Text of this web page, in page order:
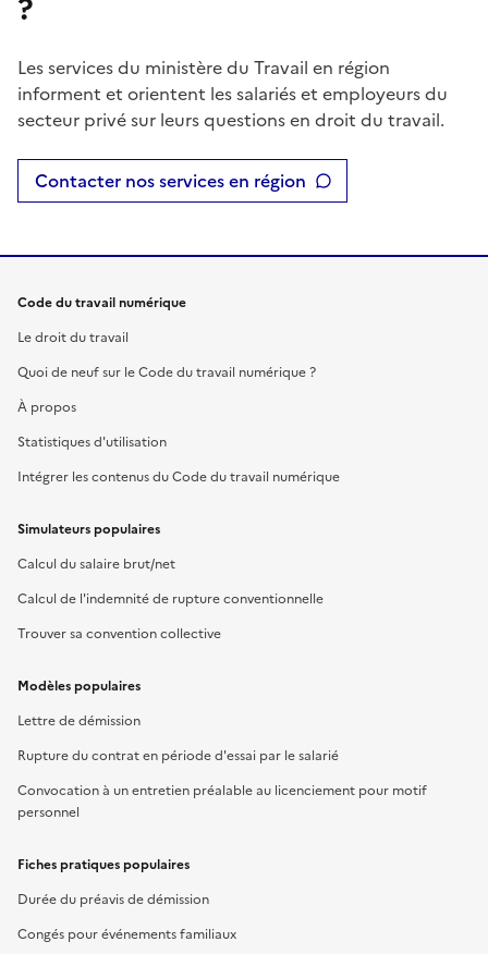
Les services du ministère du Travail en région
informent et orientent les salariés et employeurs du
secteur privé sur leurs questions en droit du travail.
Contacter nos services en région
Code du travail numérique
Le droit du travail
Quoi de neuf sur le Code du travail numérique ?
À propos
Statistiques d'utilisation
Intégrer les contenus du Code du travail numérique
Simulateurs populaires
Calcul du salaire brut/net
Calcul de l'indemnité de rupture conventionnelle
Trouver sa convention collective
Modèles populaires
Lettre de démission
Rupture du contrat en période d'essai par le salarié
Convocation à un entretien préalable au licenciement pour motif
personnel
Fiches pratiques populaires
Durée du préavis de démission
Congés pour événements familiaux